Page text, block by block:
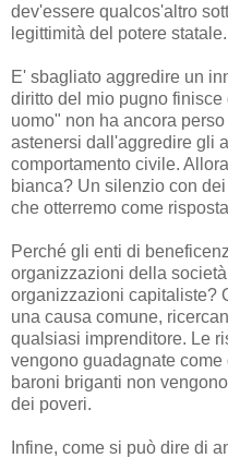
dev'essere qualcos'altro
legittimità del potere statale.
E' sbagliato aggredire un
diritto del mio pugno
uomo" non ha ancora
astenersi dall'aggredire gli
comportamento civile.
bianca? Un silenzio con
che otterremo come
Perché gli enti di
organizzazioni della
organizzazioni capitaliste?
una causa comune,
qualsiasi imprenditore. Le
vengono guadagnate
baroni briganti non
dei poveri.
Infine, come si può dire di